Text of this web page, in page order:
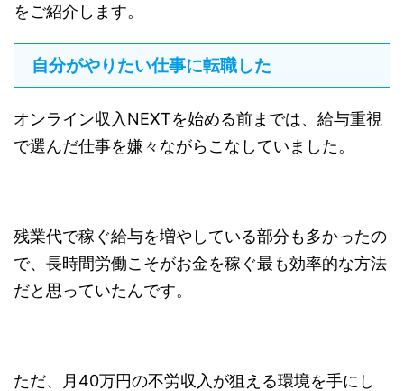
をご紹介します。
自分がやりたい仕事に転職した
オンライン収入NEXTを始める前までは、給与重視
で選んだ仕事を嫌々ながらこなしていました。
残業代で稼ぐ給与を増やしている部分も多かったの
で、長時間労働こそがお金を稼ぐ最も効率的な方法
だと思っていたんです。
ただ、月40万円の不労収入が狙える環境を手にし